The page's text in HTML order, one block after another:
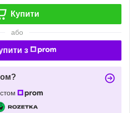
Купити
або
з